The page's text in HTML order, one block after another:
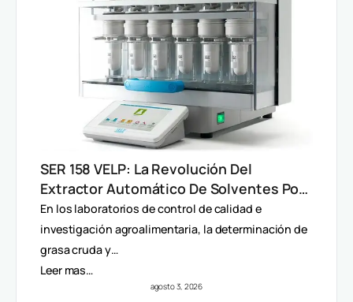
SER 158 VELP: La Revolución Del
Extractor Automático De Solventes Por
Método Randall
En los laboratorios de control de calidad e
investigación agroalimentaria, la determinación de
grasa cruda y…
Leer mas…
agosto 3, 2026